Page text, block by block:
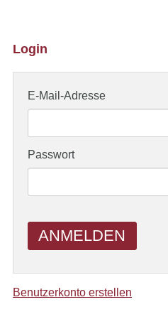
Login
E-Mail-Adresse
Passwort
ANMELDEN
Benutzerkonto erstellen